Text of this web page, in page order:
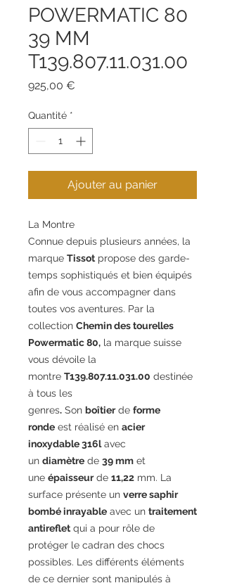
POWERMATIC 80
39 MM
T139.807.11.031.00
925,00 €
Quantité *
Ajouter au panier
La Montre
Connue depuis plusieurs années, la
marque Tissot propose des garde-
temps sophistiqués et bien équipés
afin de vous accompagner dans
toutes vos aventures. Par la
collection Chemin des tourelles
Powermatic 80, la marque suisse
vous dévoile la
montre T139.807.11.031.00 destinée
à tous les
genres. Son boîtierde forme
ronde est réalisé en acier
inoxydable 316lavec
un diamètre de 39 mm et
une épaisseurde 11,22 mm. La
surface présente un verre saphir
bombé inrayable avec un traitement
antireflet qui a pour rôle de
protéger le cadran des chocs
possibles. Les différents éléments
de ce dernier sont manipulés à